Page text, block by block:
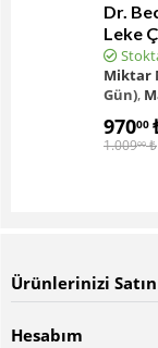
Dr.
Leke
Miktar
Gün),
97000
1.00900 ₺
Ürünlerinizi Satın
Hesabım